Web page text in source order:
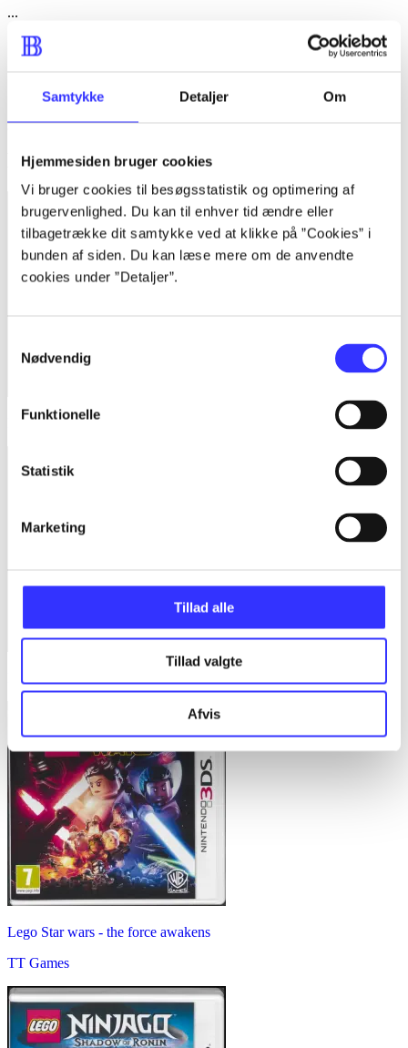
Samtykke Detaljer Om
Hjemmesiden bruger cookies
Vi bruger cookies til besøgsstatistik og optimering af
brugervenlighed. Du kan til enhver tid ændre eller
tilbagetrække dit samtykke ved at klikke på ”Cookies” i
bunden af siden. Du kan læse mere om de anvendte
cookies under ”Detaljer”.
Nødvendig
Funktionelle
Statistik
Marketing
Tillad alle
Tillad valgte
Afvis
...
Minder om
FIFA 15
Dragon ball Z - extreme butoden
Lego Star wars - the force awakens
TT Games